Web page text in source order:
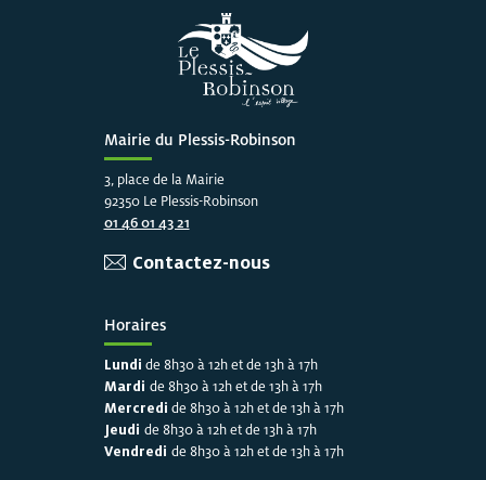
Mairie du Plessis-Robinson
3, place de la Mairie
92350 Le Plessis-Robinson
01 46 01 43 21
Contactez-nous
Horaires
Lundi de 8h30 à 12h et de 13h à 17h
Mardi de 8h30 à 12h et de 13h à 17h
Mercredi de 8h30 à 12h et de 13h à 17h
Jeudi de 8h30 à 12h et de 13h à 17h
Vendredi de 8h30 à 12h et de 13h à 17h